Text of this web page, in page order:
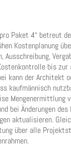
Paket 4“ betreut
Kostenplanung
Ausschreibung,
bis zur
kann der Architekt
kaufmännisch
Mengenermittlung
bei Änderungen
aktualisieren.
über alle